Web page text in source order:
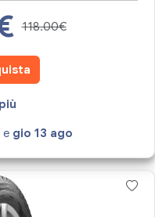
118.00€
e gio 13 ago